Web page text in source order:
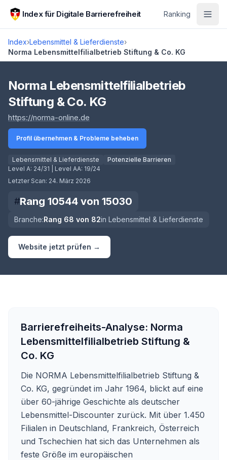
Zum Hauptinhalt springen
Index für Digitale Barrierefreiheit Ranking
Index›Lebensmittel & Lieferdienste›
Norma Lebensmittelfilialbetrieb Stiftung & Co. KG
Score lädt
Norma Lebensmittelfilialbetrieb
Stiftung & Co. KG
https://norma-online.de
Profil übernehmen & Probleme beheben
Lebensmittel & Lieferdienste
Potenzielle Barrieren
Level A: 24/31 | Level AA: 19/24
Letzter Scan: 24. März 2026
#Rang 10544 von 15030
Branche:Rang 68 von 82in Lebensmittel & Lieferdienste
Website jetzt prüfen →
Barrierefreiheits-Analyse: Norma
Lebensmittelfilialbetrieb Stiftung &
Co. KG
Die NORMA Lebensmittelfilialbetrieb Stiftung &
Co. KG, gegründet im Jahr 1964, blickt auf eine
über 60-jährige Geschichte als deutscher
Lebensmittel-Discounter zurück. Mit über 1.450
Filialen in Deutschland, Frankreich, Österreich
und Tschechien hat sich das Unternehmen als
feste Größe im europäischen